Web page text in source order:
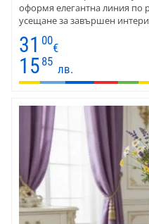
оформя елегантна линия по
усещане за завършен
120х140 см и 140х240 см
трапезни маси. Десенът
с нежно лилаво, което внася
поддръжка и устойчива.
31 00
€
15 85
лв.